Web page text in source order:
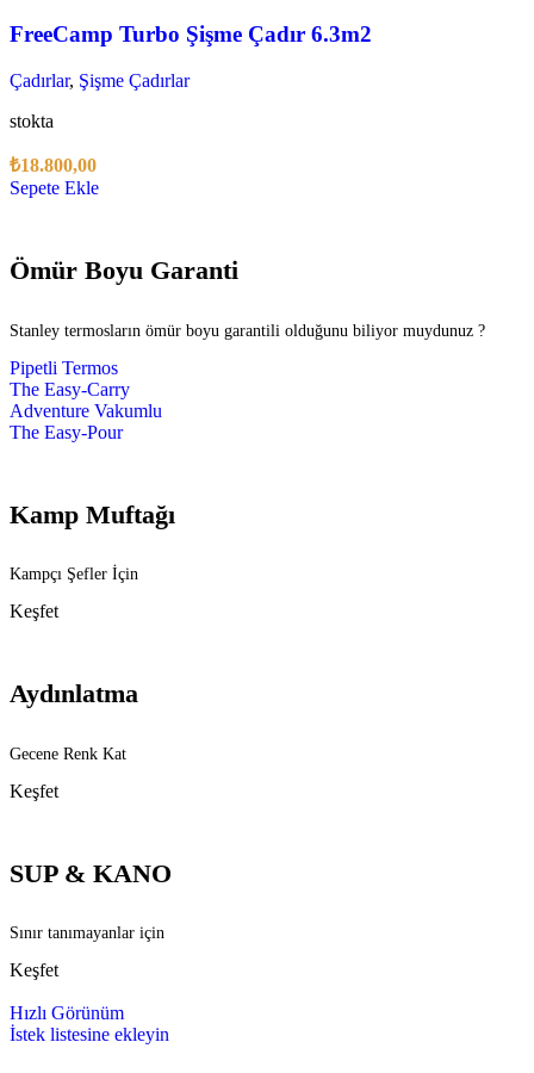
FreeCamp Turbo Şişme Çadır 6.3m2
Çadırlar, Şişme Çadırlar
stokta
₺18.800,00
Sepete Ekle
Ömür Boyu Garanti
Stanley termosların ömür boyu garantili olduğunu biliyor muydunuz ?
Pipetli Termos
The Easy-Carry
Adventure Vakumlu
The Easy-Pour
Kamp Muftağı
Kampçı Şefler İçin
Keşfet
Aydınlatma
Gecene Renk Kat
Keşfet
SUP & KANO
Sınır tanımayanlar için
Keşfet
Hızlı Görünüm
İstek listesine ekleyin